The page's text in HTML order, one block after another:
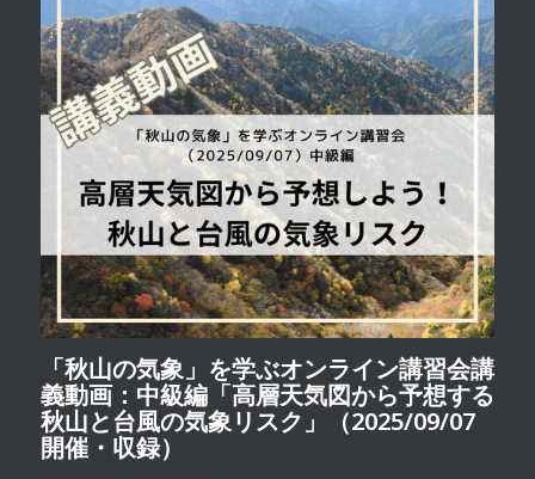
「秋山の気象」を学ぶオンライン講習会講
義動画：中級編「高層天気図から予想する
秋山と台風の気象リスク」（2025/09/07
開催・収録）